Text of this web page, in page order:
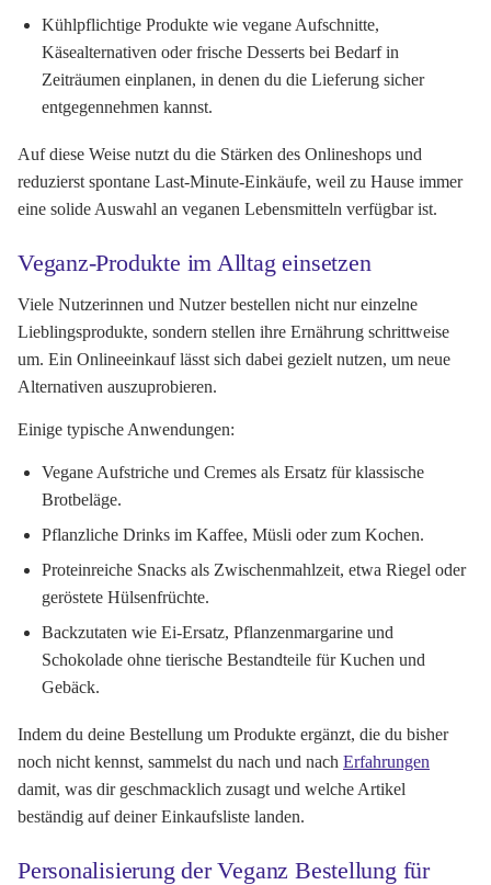
Kühlpflichtige Produkte wie vegane Aufschnitte,
Käsealternativen oder frische Desserts bei Bedarf in
Zeiträumen einplanen, in denen du die Lieferung sicher
entgegennehmen kannst.
Auf diese Weise nutzt du die Stärken des Onlineshops und
reduzierst spontane Last-Minute-Einkäufe, weil zu Hause immer
eine solide Auswahl an veganen Lebensmitteln verfügbar ist.
Veganz-Produkte im Alltag einsetzen
Viele Nutzerinnen und Nutzer bestellen nicht nur einzelne
Lieblingsprodukte, sondern stellen ihre Ernährung schrittweise
um. Ein Onlineeinkauf lässt sich dabei gezielt nutzen, um neue
Alternativen auszuprobieren.
Einige typische Anwendungen:
Vegane Aufstriche und Cremes als Ersatz für klassische
Brotbeläge.
Pflanzliche Drinks im Kaffee, Müsli oder zum Kochen.
Proteinreiche Snacks als Zwischenmahlzeit, etwa Riegel oder
geröstete Hülsenfrüchte.
Backzutaten wie Ei-Ersatz, Pflanzenmargarine und
Schokolade ohne tierische Bestandteile für Kuchen und
Gebäck.
Indem du deine Bestellung um Produkte ergänzt, die du bisher
noch nicht kennst, sammelst du nach und nach Erfahrungen
damit, was dir geschmacklich zusagt und welche Artikel
beständig auf deiner Einkaufsliste landen.
Personalisierung der Veganz Bestellung für